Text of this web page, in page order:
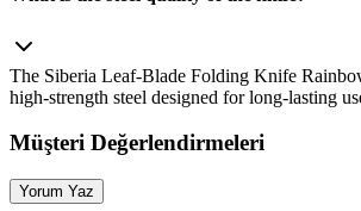
The Siberia Leaf‑Blade Folding Knife
high‑strength steel designed for long‑lasting
Müşteri Değerlendirmeleri
Yorum Yaz